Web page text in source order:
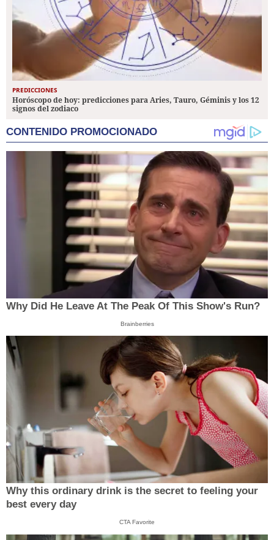
PREDICCIONES
Horóscopo de hoy: predicciones para Aries, Tauro, Géminis y los 12
signos del zodiaco
CONTENIDO PROMOCIONADO
Why Did He Leave At The Peak Of This Show's Run?
Brainberries
Why this ordinary drink is the secret to feeling your
best every day
CTA Favorite